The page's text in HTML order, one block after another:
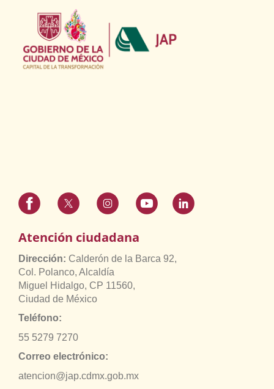
Atención ciudadana
Dirección: Calderón de la Barca 92,
Col. Polanco, Alcaldía
Miguel Hidalgo, CP 11560,
Ciudad de México
Teléfono:
55 5279 7270
Correo electrónico:
atencion@jap.cdmx.gob.mx